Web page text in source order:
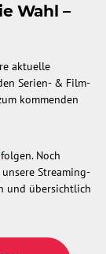
Wahl –
aktuelle
Serien- & Film-
kommenden
folgen. Noch
Streaming-
und übersichtlich